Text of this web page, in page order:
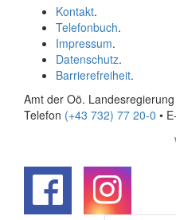
Kontakt.
Telefonbuch.
Impressum.
Datenschutz.
Barrierefreiheit.
Amt der Oö.
Telefon (+43 732) 77 20-0 •